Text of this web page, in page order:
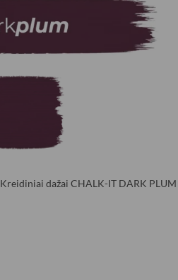
Kreidiniai dažai CHALK-IT DARK PLUM